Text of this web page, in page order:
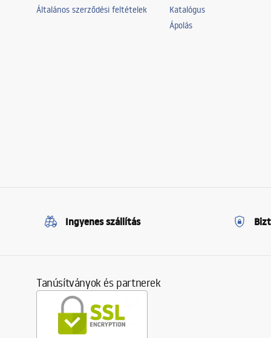
Általános szerződési feltételek
Katalógus
Ápolás
Ingyenes szállítás
Tanúsítványok és partnerek